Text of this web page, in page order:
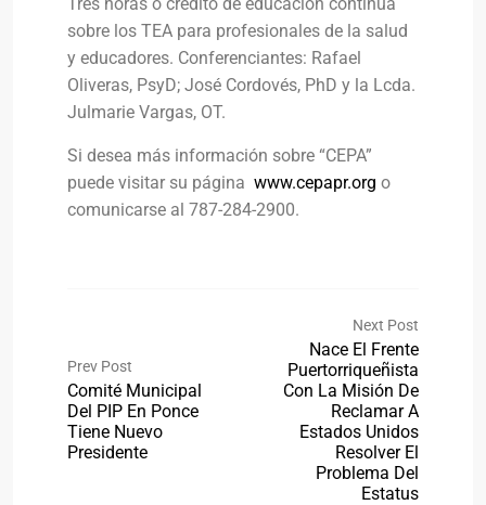
sobre los TEA para profesionales de la salud
y educadores. Conferenciantes: Rafael
Oliveras, PsyD; José Cordovés, PhD y la Lcda.
Julmarie Vargas, OT.
Si desea más información sobre “CEPA”
puede visitar su página www.cepapr.org o
comunicarse al 787-284-2900.
Prev Post
Comité Municipal
Del PIP En Ponce
Tiene Nuevo
Presidente
Next Post
Nace El Frente
Puertorriqueñista
Con La Misión De
Reclamar A
Estados Unidos
Resolver El
Problema Del
Estatus